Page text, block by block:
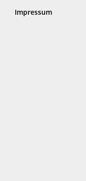
Impressum